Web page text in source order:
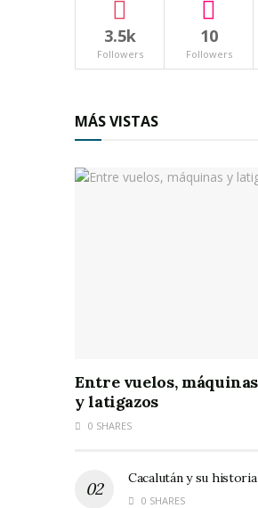
3.5k
Followers
10
Followers
MÁS VISTAS
Entre vuelos, máquinas
y latigazos
0 SHARES
Cacalután y su historia
0 SHARES